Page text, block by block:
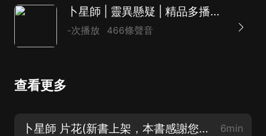
卜星師 | 靈異懸疑 | 精品多播有聲劇
-次播放 466條聲音
查看更多
卜星師 片花(新書上架，本書感謝您的關注！) 6min